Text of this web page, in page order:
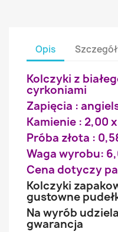
Opis
Kolczyki z
cyrkoniami
Zapięcia :
Kamienie : 2,00 x
Próba złota :
Waga wyrobu:
Cena dotyczy
Kolczyki
gustowne
Na wyrób
gwarancja